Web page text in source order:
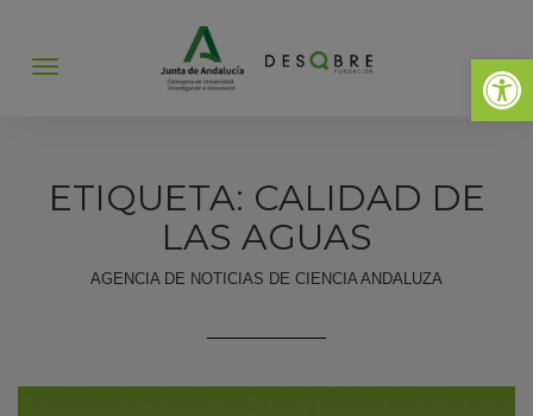
Abrir
Abrir
ETIQUETA: CALIDAD DE
LAS AGUAS
AGENCIA DE NOTICIAS DE CIENCIA ANDALUZA